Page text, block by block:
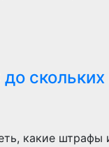
какие